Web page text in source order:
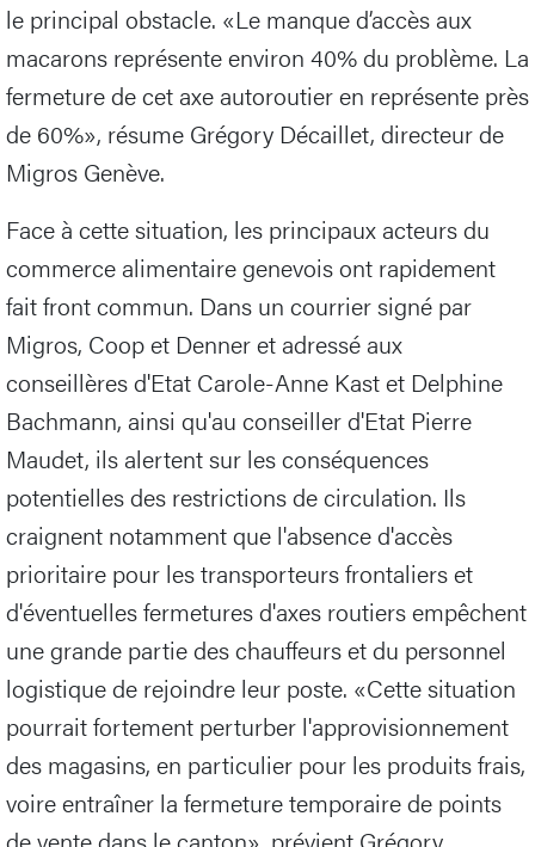
le principal obstacle. «Le manque d’accès aux
macarons représente environ 40% du problème. La
fermeture de cet axe autoroutier en représente près
de 60%», résume Grégory Décaillet, directeur de
Migros Genève.
Face à cette situation, les principaux acteurs du
commerce alimentaire genevois ont rapidement
fait front commun. Dans un courrier signé par
Migros, Coop et Denner et adressé aux
conseillères d'Etat Carole-Anne Kast et Delphine
Bachmann, ainsi qu'au conseiller d'Etat Pierre
Maudet, ils alertent sur les conséquences
potentielles des restrictions de circulation. Ils
craignent notamment que l'absence d'accès
prioritaire pour les transporteurs frontaliers et
d'éventuelles fermetures d'axes routiers empêchent
une grande partie des chauffeurs et du personnel
logistique de rejoindre leur poste. «Cette situation
pourrait fortement perturber l'approvisionnement
des magasins, en particulier pour les produits frais,
voire entraîner la fermeture temporaire de points